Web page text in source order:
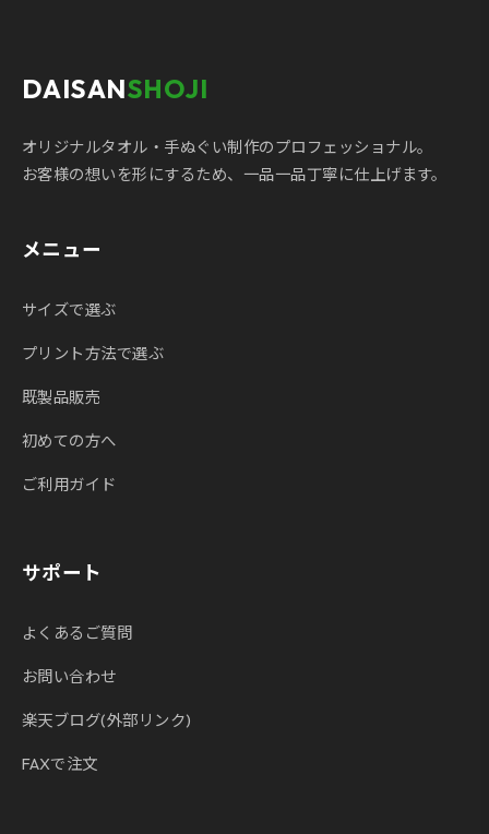
DAISANSHOJI
オリジナルタオル・手ぬぐい制作のプロフェッショナル。
お客様の想いを形にするため、一品一品丁寧に仕上げます。
メニュー
サイズで選ぶ
プリント方法で選ぶ
既製品販売
初めての方へ
ご利用ガイド
サポート
よくあるご質問
お問い合わせ
楽天ブログ(外部リンク)
FAXで注文